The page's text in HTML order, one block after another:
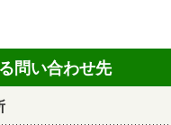
問い合わせ先